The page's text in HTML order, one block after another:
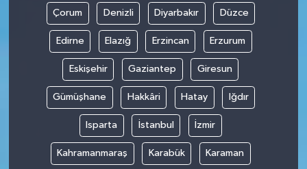
Çorum Denizli Diyarbakır Düzce
Edirne Elazığ Erzincan Erzurum
Eskişehir Gaziantep Giresun
Gümüşhane Hakkâri Hatay Iğdır
Isparta İstanbul İzmir
Kahramanmaraş Karabük Karaman